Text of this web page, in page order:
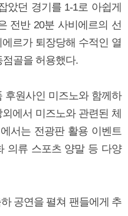
았던 경기를 1-1로 아쉽게
전반 20분 사비에르의 선
르가 퇴장당해 수적인 열
골을 허용했다.
후원사인 미즈노와 함께하
에서 미즈노와 관련된 체
서는 전광판 활용 이벤트
의류 스포츠 양말 등 다양
공연을 펼쳐 팬들에게 추